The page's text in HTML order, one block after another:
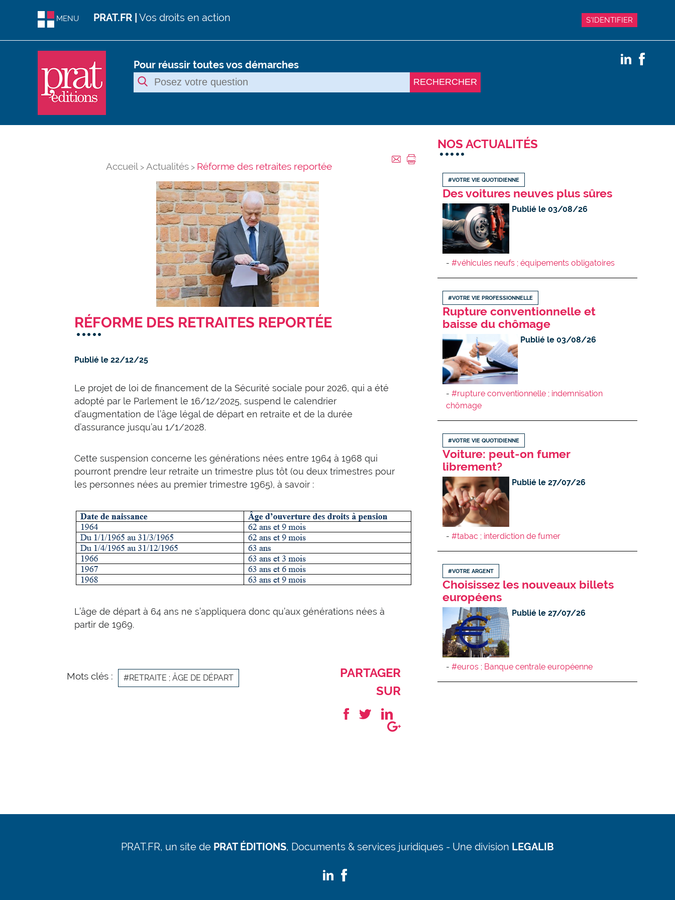
MENU PRAT.FR | Vos droits en action S'IDENTIFIER
Pour réussir toutes vos démarches
RECHERCHER
Accueil Actualités Réforme des retraites reportée
RÉFORME DES RETRAITES REPORTÉE
Publié le 22/12/25
Le projet de loi de financement de la Sécurité sociale pour 2026, qui a été
adopté par le Parlement le 16/12/2025, suspend le calendrier
d’augmentation de l’âge légal de départ en retraite et de la durée
d’assurance jusqu’au 1/1/2028.
Cette suspension concerne les générations nées entre 1964 à 1968 qui
pourront prendre leur retraite un trimestre plus tôt (ou deux trimestres pour
les personnes nées au premier trimestre 1965), à savoir :
L’âge de départ à 64 ans ne s’appliquera donc qu’aux générations nées à
partir de 1969.
Mots clés : #RETRAITE ; ÂGE DE DÉPART
PARTAGER
SUR
NOS ACTUALITÉS
#VOTRE VIE QUOTIDIENNE
Des voitures neuves plus sûres
Publié le 03/08/26
#véhicules neufs ; équipements obligatoires
#VOTRE VIE PROFESSIONNELLE
Rupture conventionnelle et
baisse du chômage
Publié le 03/08/26
#rupture conventionnelle ; indemnisation
chômage
#VOTRE VIE QUOTIDIENNE
Voiture: peut-on fumer
librement?
Publié le 27/07/26
#tabac ; interdiction de fumer
#VOTRE ARGENT
Choisissez les nouveaux billets
européens
Publié le 27/07/26
#euros ; Banque centrale européenne
PRAT.FR, un site de PRAT ÉDITIONS, Documents & services juridiques - Une division LEGALIB